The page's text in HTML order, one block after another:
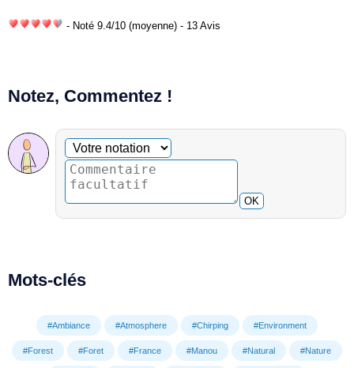
- Noté 9.4/10 (moyenne) - 13 Avis
Notez, Commentez !
Commentaire facultatif
Votre notation
OK
Mots-clés
#Ambiance #Atmosphere #Chirping #Environment
#Forest #Foret #France #Manou #Natural #Nature